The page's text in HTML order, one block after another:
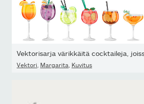
Vektori Margarita Kuvitus